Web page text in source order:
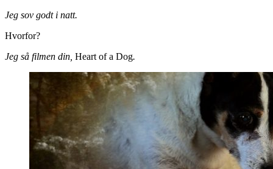
Jeg sov godt i natt.
Hvorfor?
Jeg så filmen din, Heart of a Dog.